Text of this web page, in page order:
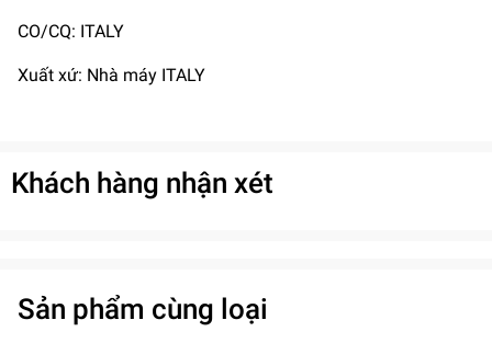
CO/CQ: ITALY
Xuất xứ: Nhà máy ITALY
Khách hàng nhận xét
Sản phẩm cùng loại